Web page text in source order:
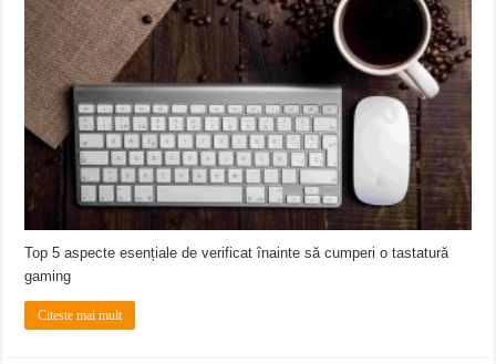
ANUNȚ OPRIRE APĂ în Reșița – avarie – 04.08.2026 – str. Văliugului și
ANUNŢ OPRIRE APĂ în CARANSEBEȘ – 04.08.2026 – avarie – Calea
Top 5 aspecte esențiale de verificat înainte să cumperi o tastatură
gaming
Citeste mai mult